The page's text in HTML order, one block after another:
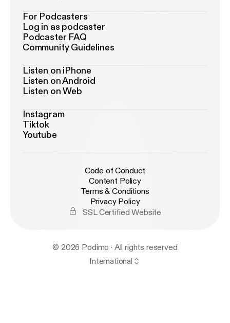
For Podcasters
Log in as podcaster
Podcaster FAQ
Community Guidelines
Listen on iPhone
Listen on Android
Listen on Web
Instagram
Tiktok
Youtube
Code of Conduct
Content Policy
Terms & Conditions
Privacy Policy
SSL Certified Website
© 2026 Podimo · All rights reserved
International